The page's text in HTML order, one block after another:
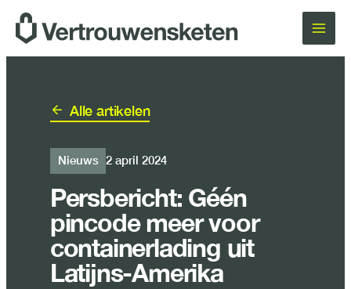
naar
inhoud
Alle artikelen
Nieuws 2 april 2024
Persbericht: Géén
pincode meer voor
containerlading uit
Latijns-Amerika